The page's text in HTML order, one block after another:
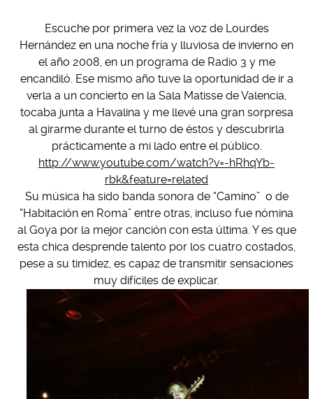
Escuche por primera vez la voz de Lourdes
Hernández en una noche fría y lluviosa de invierno en
el año 2008, en un programa de Radio 3 y me
encandiló. Ese mismo año tuve la oportunidad de ir a
verla a un concierto en la Sala Matisse de Valencia,
tocaba junta a Havalina y me llevé una gran sorpresa
al girarme durante el turno de éstos y descubrirla
prácticamente a mi lado entre el público.
http://www.youtube.com/watch?v=-hRhqYb-
rbk&feature=related
Su música ha sido banda sonora de “Camino” o de
“Habitación en Roma” entre otras, incluso fue nómina
al Goya por la mejor canción con esta última. Y es que
esta chica desprende talento por los cuatro costados,
pese a su timidez, es capaz de transmitir sensaciones
muy difíciles de explicar.